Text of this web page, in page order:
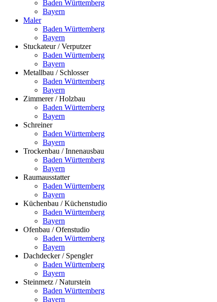
Baden Württemberg
Bayern
Maler
Baden Württemberg
Bayern
Stuckateur / Verputzer
Baden Württemberg
Bayern
Metallbau / Schlosser
Baden Württemberg
Bayern
Zimmerer / Holzbau
Baden Württemberg
Bayern
Schreiner
Baden Württemberg
Bayern
Trockenbau / Innenausbau
Baden Württemberg
Bayern
Raumausstatter
Baden Württemberg
Bayern
Küchenbau / Küchenstudio
Baden Württemberg
Bayern
Ofenbau / Ofenstudio
Baden Württemberg
Bayern
Dachdecker / Spengler
Baden Württemberg
Bayern
Steinmetz / Naturstein
Baden Württemberg
Bayern